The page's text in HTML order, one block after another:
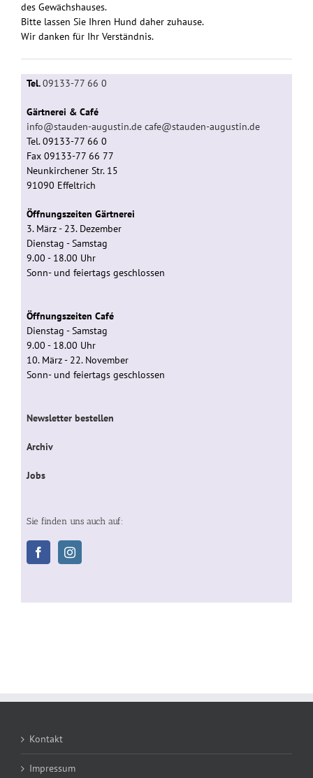
des Gewächshauses.
Bitte lassen Sie Ihren Hund daher zuhause.
Wir danken für Ihr Verständnis.
Tel.09133-77 66 0
Gärtnerei & Café
info@stauden-augustin.de cafe@stauden-augustin.de
Tel. 09133-77 66 0
Fax 09133-77 66 77
Neunkirchener Str. 15
91090 Effeltrich
Öffnungszeiten Gärtnerei
3. März - 23. Dezember
Dienstag - Samstag
9.00 - 18.00 Uhr
Sonn- und feiertags geschlossen
Öffnungszeiten Café
Dienstag - Samstag
9.00 - 18.00 Uhr
10. März - 22. November
Sonn- und feiertags geschlossen
Newsletter bestellen
Archiv
Jobs
Sie finden uns auch auf:
Kontakt
Impressum